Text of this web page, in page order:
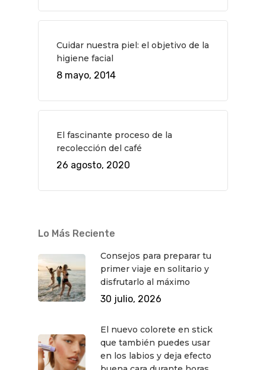
Cuidar nuestra piel: el objetivo de la
higiene facial
8 mayo, 2014
El fascinante proceso de la
recolección del café
26 agosto, 2020
Lo Más Reciente
Consejos para preparar tu
primer viaje en solitario y
disfrutarlo al máximo
30 julio, 2026
El nuevo colorete en stick
que también puedes usar
en los labios y deja efecto
Música
Gastro